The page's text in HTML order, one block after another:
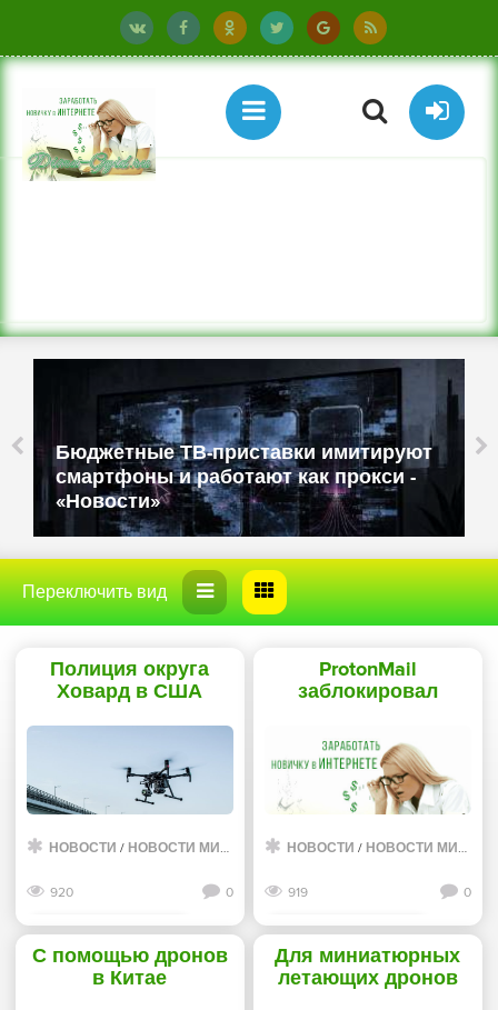
Бюджетные ТВ-приставки имитируют
смартфоны и работают как прокси -
«Новости»
Полиция округа
Ховард в США
помощью дронов -
«Новости сети»
НОВОСТИ / НОВОСТИ МИРА ИНТЕРНЕТ
920 0
Смотреть дальше
ProtonMail
заблокировал
письма о
«минировании»
аккаунты -
«Интернет»
НОВОСТИ / НОВОСТИ МИРА ИНТЕРНЕТ
919 0
Смотреть дальше
С помощью дронов
в Китае
Для миниатюрных
летающих дронов